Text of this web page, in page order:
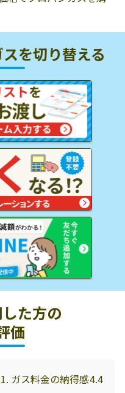
を切り替える
た方の
価
1. ガス料金の納得感4.4